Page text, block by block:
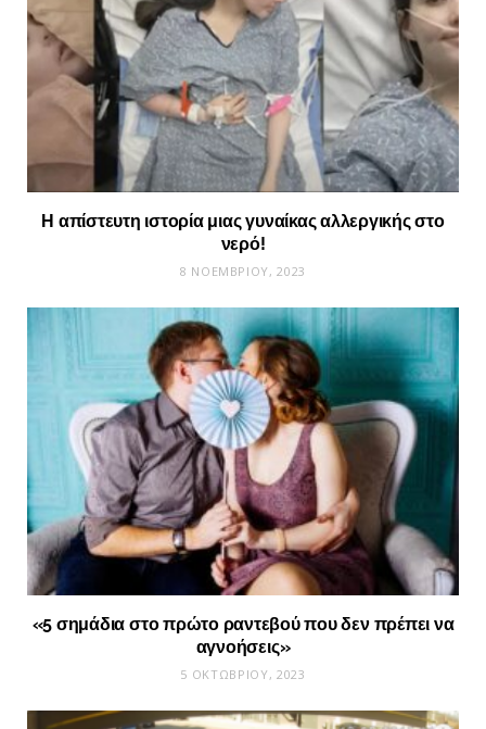
Η απίστευτη ιστορία μιας γυναίκας αλλεργικής στο
νερό!
8 ΝΟΕΜΒΡΊΟΥ, 2023
«5 σημάδια στο πρώτο ραντεβού που δεν πρέπει να
αγνοήσεις»
5 ΟΚΤΩΒΡΊΟΥ, 2023